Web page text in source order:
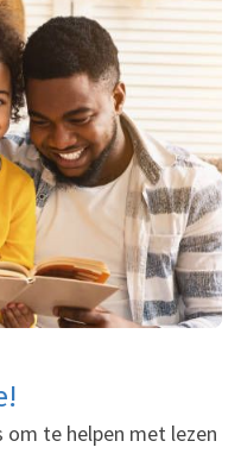
te helpen met lezen